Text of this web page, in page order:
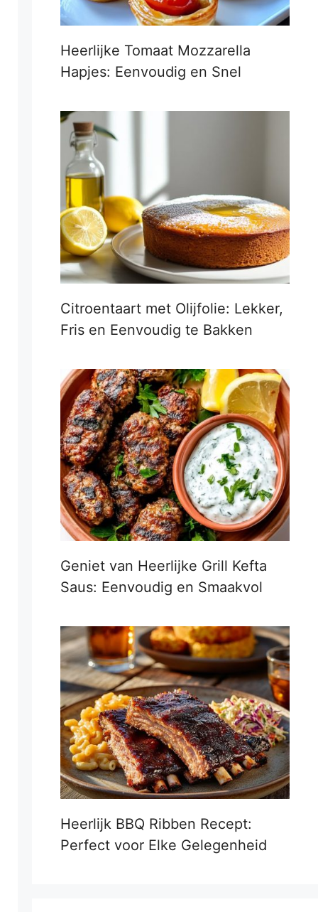
Heerlijke Tomaat Mozzarella
Hapjes: Eenvoudig en Snel
Citroentaart met Olijfolie: Lekker,
Fris en Eenvoudig te Bakken
Geniet van Heerlijke Grill Kefta
Saus: Eenvoudig en Smaakvol
Heerlijk BBQ Ribben Recept:
Perfect voor Elke Gelegenheid